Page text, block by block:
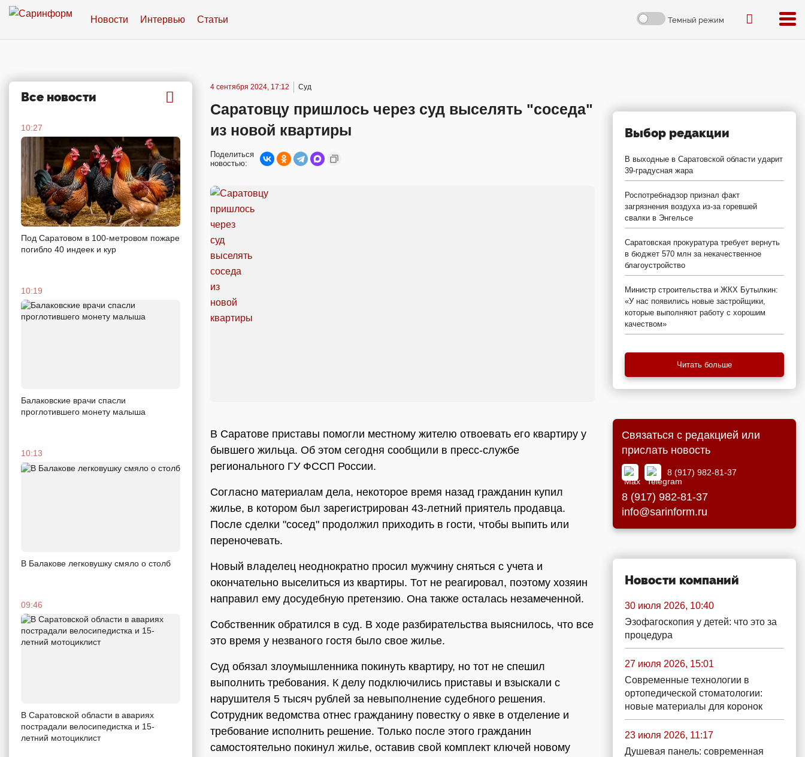
Новости Интервью Статьи Темный режим
Все новости
10:27
Под Саратовом в 100-метровом пожаре
погибло 40 индеек и кур
10:19
Балаковские врачи спасли
проглотившего монету малыша
10:13
В Балакове легковушку смяло о столб
09:46
В Саратовской области в авариях
пострадали велосипедистка и 15-
летний мотоциклист
4 сентября 2024, 17:12 Суд
Саратовцу пришлось через суд выселять "соседа"
из новой квартиры
Поделиться
новостью:
В Саратове приставы помогли местному жителю отвоевать его квартиру у
бывшего жильца. Об этом сегодня сообщили в пресс-службе
регионального ГУ ФССП России.
Согласно материалам дела, некоторое время назад гражданин купил
жилье, в котором был зарегистрирован 43-летний приятель продавца.
После сделки "сосед" продолжил приходить в гости, чтобы выпить или
переночевать.
Новый владелец неоднократно просил мужчину сняться с учета и
окончательно выселиться из квартиры. Тот не реагировал, поэтому хозяин
направил ему досудебную претензию. Она также осталась незамеченной.
Собственник обратился в суд. В ходе разбирательства выяснилось, что все
это время у незваного гостя было свое жилье.
Суд обязал злоумышленника покинуть квартиру, но тот не спешил
выполнить требования. К делу подключились приставы и взыскали с
нарушителя 5 тысяч рублей за невыполнение судебного решения.
Сотрудник ведомства отнес гражданину повестку о явке в отделение и
требование исполнить решение. Только после этого гражданин
самостоятельно покинул жилье, оставив свой комплект ключей новому
Выбор редакции
В выходные в Саратовской области ударит
39-градусная жара
Роспотребнадзор признал факт
загрязнения воздуха из-за горевшей
свалки в Энгельсе
Саратовская прокуратура требует вернуть
в бюджет 570 млн за некачественное
благоустройство
Министр строительства и ЖКХ Бутылкин:
«У нас появились новые застройщики,
которые выполняют работу с хорошим
качеством»
Читать больше
Связаться с редакцией или
прислать новость
8 (917) 982-81-37
8 (917) 982-81-37
info@sarinform.ru
Новости компаний
30 июля 2026, 10:40
Эзофагоскопия у детей: что это за
процедура
27 июля 2026, 15:01
Современные технологии в
ортопедической стоматологии:
новые материалы для коронок
23 июля 2026, 11:17
Душевая панель: современная